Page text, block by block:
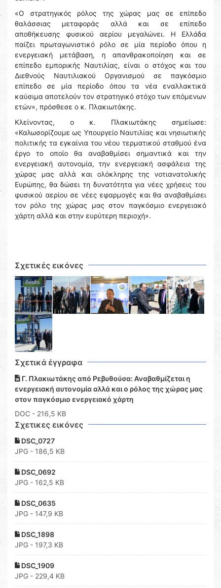
«Ο στρατηγικός ρόλος της χώρας μας σε επίπεδο
θαλάσσιας μεταφοράς αλλά και σε επίπεδο
αποθήκευσης φυσικού αερίου μεγαλώνει. Η Ελλάδα
παίζει πρωταγωνιστικό ρόλο σε μία περίοδο όπου η
ενεργειακή μετάβαση, η απανθρακοποίηση και σε
επίπεδο εμπορικής Ναυτιλίας, είναι ο στόχος και του
Διεθνούς Ναυτιλιακού Οργανισμού σε παγκόσμιο
επίπεδο σε μία περίοδο όπου τα νέα εναλλακτικά
καύσιμα αποτελούν τον στρατηγικό στόχο των επόμενων
ετών», πρόσθεσε ο κ. Πλακιωτάκης.
Κλείνοντας, ο κ. Πλακιωτάκης σημείωσε:
«Καλωσορίζουμε ως Υπουργείο Ναυτιλίας και νησιωτικής
πολιτικής τα εγκαίνια του νέου τερματικού σταθμού ένα
έργο το οποίο θα αναβαθμίσει σημαντικά και την
ενεργειακή αυτονομία, την ενεργειακή ασφάλεια της
χώρας μας αλλά και ολόκληρης της νοτιανατολικής
Ευρώπης, θα δώσει τη δυνατότητα για νέες χρήσεις του
φυσικού αερίου σε νέες εφαρμογές και θα αναβαθμίσει
τον ρόλο της χώρας μας στον παγκόσμιο ενεργειακό
χάρτη αλλά και στην ευρύτερη περιοχή».
Σχετικές εικόνες
Σχετικά έγγραφα
Γ. Πλακιωτάκης από Ρεβυθούσα: Αναβαθμίζεται η
ενεργειακή αυτονομία αλλά και ο ρόλος της χώρας μας
στον παγκόσμιο ενεργειακό χάρτη
DOC - 216,5 KB
Σχετικες εικόνες
DSC_0727
JPG - 186,5 KB
DSC_0692
JPG - 162,5 KB
DSC_0635
JPG - 147,9 KB
DSC_1898
JPG - 197,3 KB
DSC_1909
JPG - 229,4 KB